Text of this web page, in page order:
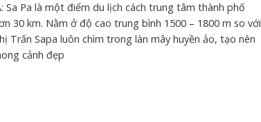
Sa Pa là một điểm du lịch cách trung tâm thành phố
30 km. Nằm ở độ cao trung bình 1500 – 1800 m so với
Trấn Sapa luôn chìm trong làn mây huyền ảo, tạo nên
cảnh đẹp